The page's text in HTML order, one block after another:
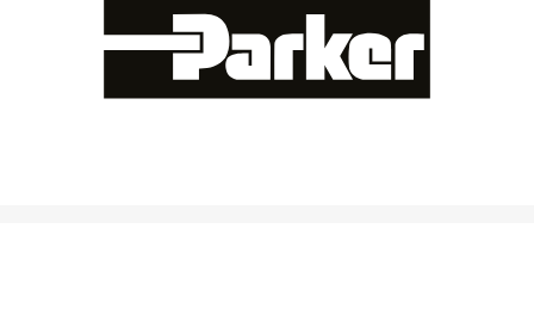
Partner für Pneumatik & Antriebstechnik – von robusten
Zylindern bis zu intelligenten Ventilinseln.